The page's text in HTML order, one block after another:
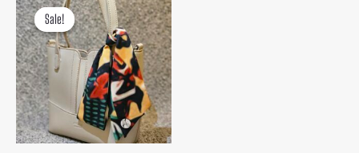
Sale!
Sale!preço
original
era:
R$ 42,00.
preço
atual
é:
R$ 29,00.